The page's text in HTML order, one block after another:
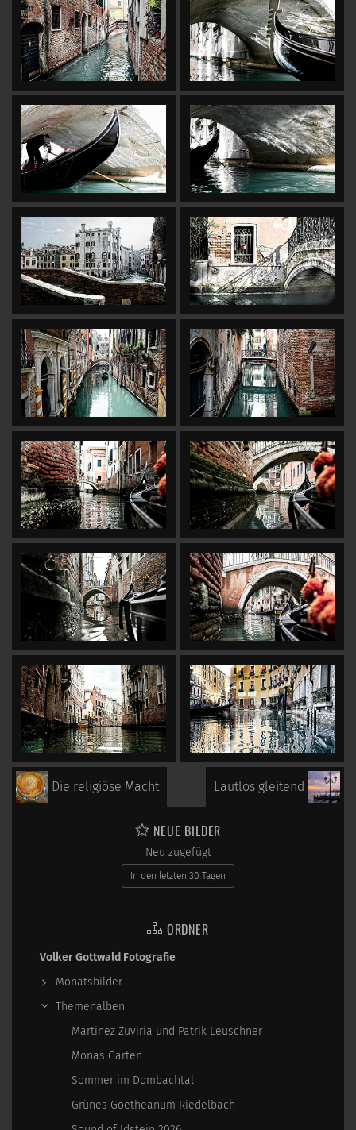
Die religiöse Macht Lautlos gleitend
NEUE BILDER
Neu zugefügt
In den letzten 30 Tagen
ORDNER
Volker Gottwald Fotografie
Monatsbilder
Themenalben
Martinez Zuviria und Patrik Leuschner
Monas Garten
Sommer im Dombachtal
Grünes Goetheanum Riedelbach